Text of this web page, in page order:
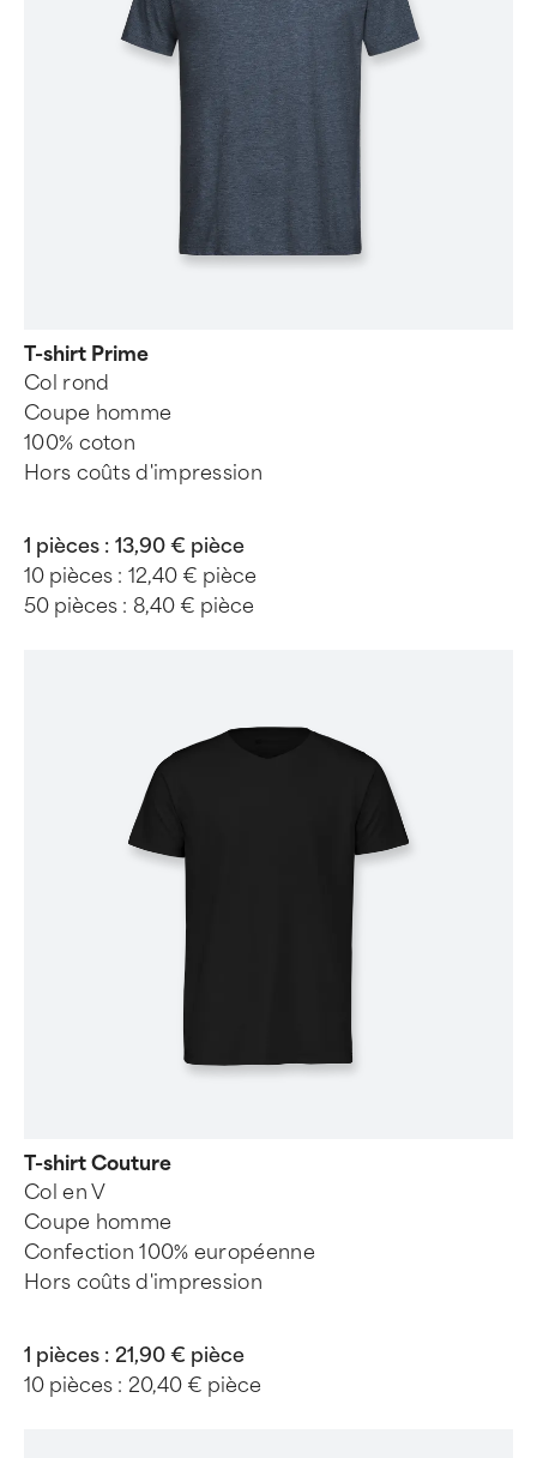
T-shirt Prime
Col rond
Coupe homme
100% coton
Hors coûts d'impression
1 pièces : 13,90 € pièce
10 pièces : 12,40 € pièce
50 pièces : 8,40 € pièce
T-shirt Couture
Col en V
Coupe homme
Confection 100% européenne
Hors coûts d'impression
1 pièces : 21,90 € pièce
10 pièces : 20,40 € pièce